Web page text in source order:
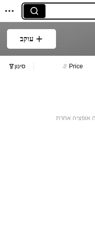
עוקב
Price סינון
אופציה אחרת